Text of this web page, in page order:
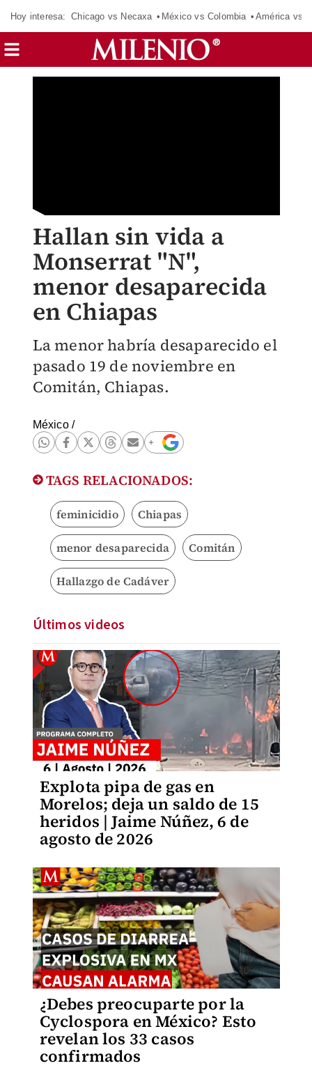
Hoy interesa: Chicago vs Necaxa México vs Colombia América vs
Hallan sin vida a
Monserrat "N",
menor desaparecida
en Chiapas
La menor habría desaparecido el
pasado 19 de noviembre en
Comitán, Chiapas.
México/
TAGS RELACIONADOS:
feminicidio Chiapas
menor desaparecida Comitán
Hallazgo de Cadáver
Últimos videos
Explota pipa de gas en
Morelos; deja un saldo de 15
heridos | Jaime Núñez, 6 de
agosto de 2026
¿Debes preocuparte por la
Cyclospora en México? Esto
revelan los 33 casos
confirmados